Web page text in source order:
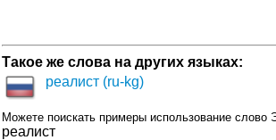
Такое же слова на других языках:
реалист (ru-kg)
Можете поискать примеры использование слово
реалист